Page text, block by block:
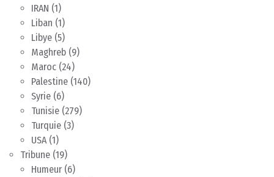
IRAN (1)
Liban (1)
Libye (5)
Maghreb (9)
Maroc (24)
Palestine (140)
Syrie (6)
Tunisie (279)
Turquie (3)
USA (1)
Tribune (19)
Humeur (6)